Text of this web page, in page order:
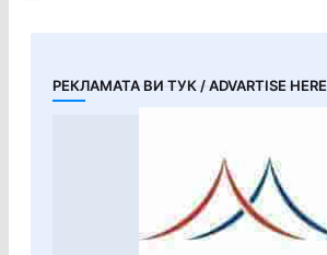
РЕКЛАМАТА ВИ ТУК / ADVARTISE HERE